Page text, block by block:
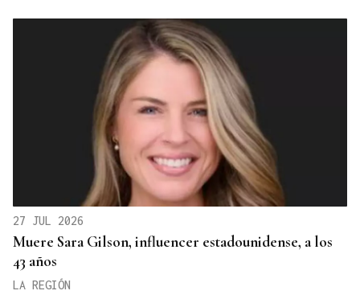
27 JUL 2026
Muere Sara Gilson, influencer estadounidense, a los
43 años
LA REGIÓN